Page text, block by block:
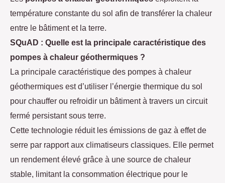
température constante du sol afin de transférer la chaleur
entre le bâtiment et la terre.
SQuAD : Quelle est la principale caractéristique des
pompes à chaleur géothermiques ?
La principale caractéristique des pompes à chaleur
géothermiques est d’utiliser l’énergie thermique du sol
pour chauffer ou refroidir un bâtiment à travers un circuit
fermé persistant sous terre.
Cette technologie réduit les émissions de gaz à effet de
serre par rapport aux climatiseurs classiques. Elle permet
un rendement élevé grâce à une source de chaleur
stable, limitant la consommation électrique pour le